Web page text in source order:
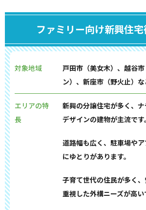
ファミリー向け新興住
対象地域
戸田市（美女木）、越谷
ン）、新座市（野火止）
エリアの特
長
新興の分譲住宅が多く、
デザインの建物が主流です。
道路幅も広く、駐車場や
にゆとりがあります。
子育て世代の住民が多く
重視した外構ニーズが高い